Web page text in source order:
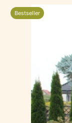
Bestseller